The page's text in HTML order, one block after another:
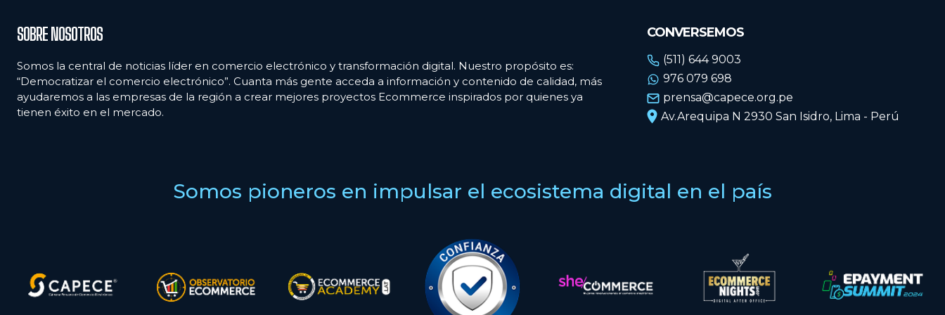
SOBRE NOSOTROS
Somos la central de noticias líder en comercio electrónico y transformación digital. Nuestro propósito es:
“Democratizar el comercio electrónico”. Cuanta más gente acceda a información y contenido de calidad, más
ayudaremos a las empresas de la región a crear mejores proyectos Ecommerce inspirados por quienes ya
tienen éxito en el mercado.
CONVERSEMOS
(511) 644 9003
976 079 698
prensa@capece.org.pe
Av.Arequipa N 2930 San Isidro, Lima - Perú
Somos pioneros en impulsar el ecosistema digital en el país